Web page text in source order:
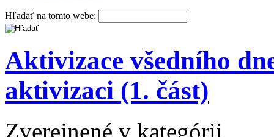
Hľadať na tomto webe:
Aktivizace všedního
aktivizaci (1. část)
Zverejnené v kategórii